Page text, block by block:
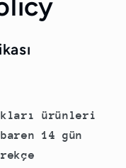
ürünleri
14 gün